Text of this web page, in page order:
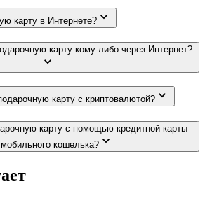
карту в Интернете?
карту кому-либо через Интернет?
карту с криптовалютой?
карту с помощью кредитной карты
кошелька?